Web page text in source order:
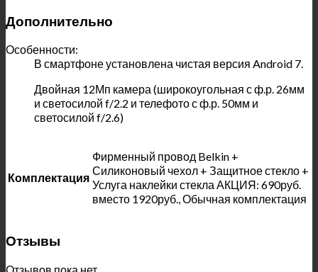
Дополнительно
Особенности:
В смартфоне установлена чистая версия Android 7.
Двойная 12Мп камера (широкоугольная с ф.р. 26мм
и светосилой f/2.2 и телефото с ф.р. 50мм и
светосилой f/2.6)
Комплектация
Фирменный провод Belkin +
Силиконовый чехол + Защитное стекло +
Услуга наклейки стекла АКЦИЯ: 690руб.
вместо 1920руб., Обычная комплектация
Отзывы
Отзывов пока нет.